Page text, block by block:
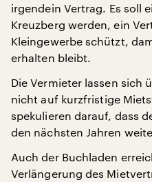
irgendein Vertrag. Es soll
Kreuzberg werden, ein
Kleingewerbe schützt,
erhalten bleibt.
Die Vermieter lassen sich
nicht auf kurzfristige
spekulieren darauf, dass
den nächsten Jahren
Auch der Buchladen
Verlängerung des